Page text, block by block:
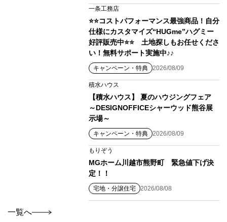
一条工務店
⭐⭐コストパフォーマンス最強商品！自分
仕様にカスタマイズ“HUGme”ハグミー
好評販売中⭐⭐ 土地探しもお任せくださ
い！無料サポート実施中♪♪
キャンペーン・特典 2026/08/09
積水ハウス
【積水ハウス】 夏のハウジングフェア
～DESIGNOFFICEシャーウッド熊谷展
示場～
キャンペーン・特典 2026/08/09
もりぞう
MGホーム川越市熊野町 緊急値下げ決
定！！
宅地・分譲住宅 2026/08/08
一覧へ